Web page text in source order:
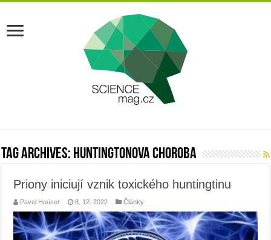
Tag Archives: Huntingtonova choroba
Priony iniciují vznik toxického huntingtinu
Pavel Houser 8. 12. 2022 Články